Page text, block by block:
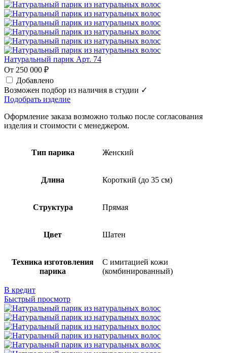
Натуральный парик Арт. 74
От 250 000 ₽
Добавлено
Возможен подбор из наличия в студии ✓
Подобрать изделие
Оформление заказа возможно только после согласования
изделия и стоимости с менеджером.
Тип парика Женский
Длина Короткий (до 35 см)
Структура Прямая
Цвет Шатен
Техника изготовления
парика
С имитацией кожи
(комбинированный)
В кредит
Быстрый просмотр